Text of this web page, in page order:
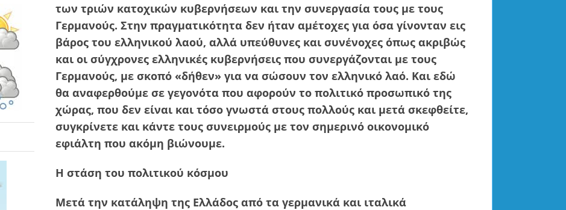
των τριών κατοχικών κυβερνήσεων και την συνεργασία τους με τους
Γερμανούς. Στην πραγματικότητα δεν ήταν αμέτοχες για όσα γίνονταν εις
βάρος του ελληνικού λαού, αλλά υπεύθυνες και συνένοχες όπως ακριβώς
και οι σύγχρονες ελληνικές κυβερνήσεις που συνεργάζονται με τους
Γερμανούς, με σκοπό «δήθεν» για να σώσουν τον ελληνικό λαό. Και εδώ
θα αναφερθούμε σε γεγονότα που αφορούν το πολιτικό προσωπικό της
χώρας, που δεν είναι και τόσο γνωστά στους πολλούς και μετά σκεφθείτε,
συγκρίνετε και κάντε τους συνειρμούς με τον σημερινό οικονομικό
εφιάλτη που ακόμη βιώνουμε.
Η στάση του πολιτικού κόσμου
Μετά την κατάληψη της Ελλάδος από τα γερμανικά και ιταλικά